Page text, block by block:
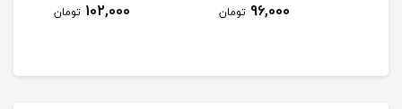
96,000 تومان 102,000 تومان